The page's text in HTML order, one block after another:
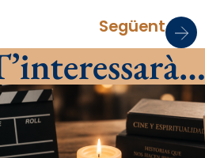
Següent